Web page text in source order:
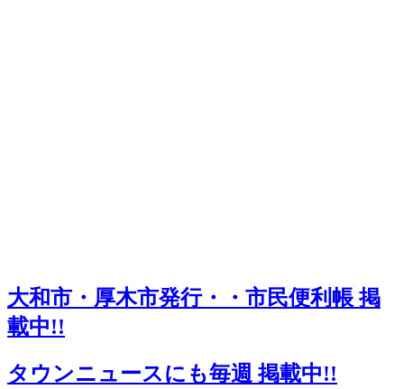
大和市・厚木市発行・・市民便利帳 掲
載中!!
タウンニュースにも毎週 掲載中!!